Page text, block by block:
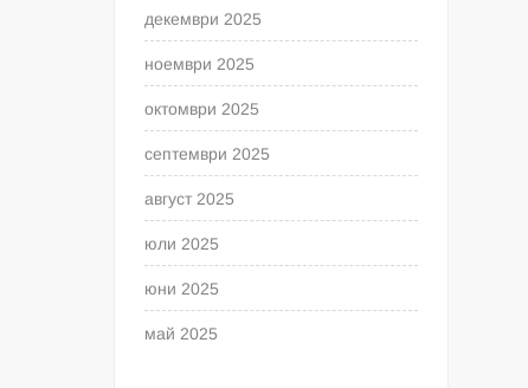
декември 2025
ноември 2025
октомври 2025
септември 2025
август 2025
юли 2025
юни 2025
май 2025